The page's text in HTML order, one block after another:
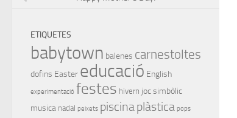
ETIQUETES
babytown balenes carnestoltes
dofins Easter educació English
experimentació festes hivern joc simbòlic
musica nadal peixets piscina plàstica pops